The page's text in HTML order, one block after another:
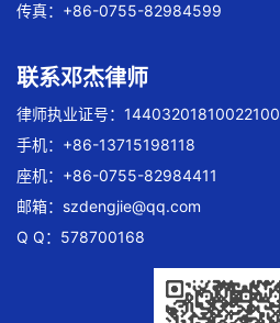
传真：+86-0755-82984599
联系邓杰律师
律师执业证号：14403201810022100
手机：+86-13715198118
座机：+86-0755-82984411
邮箱： szdengjie@qq.com
Q Q：578700168